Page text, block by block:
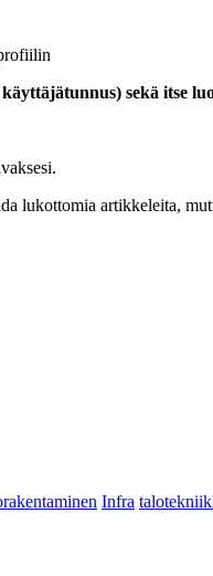
sekä itse
lukottomia artikkeleita,
Infra